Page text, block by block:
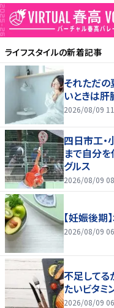
ライフスタイルの新着記事
それただの
いときは
2026/08/09
四日市工・
まで自分
グルス
2026/08/09
【妊娠後期
2026/08/09
不足してる
たいビタミ
2026/08/09